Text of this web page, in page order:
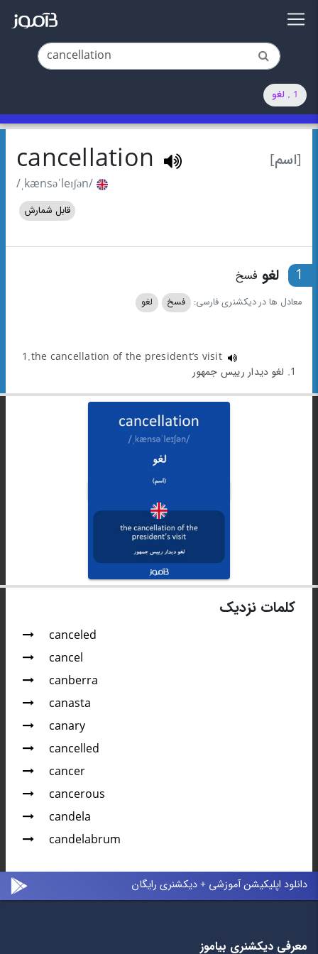
1 . لغو
[اسم] cancellation
/ˌkænsəˈleɪʃən/
قابل شمارش
1 لغو فسخ
معادل ها در دیکشنری فارسی: فسخ لغو
1.the cancellation of the president’s visit
1. لغو دیدار رییس جمهور
کلمات نزدیک
canceled
cancel
canberra
canasta
canary
cancelled
cancer
cancerous
candela
candelabrum
دانلود اپلیکیشن آموزشی + دیکشنری رایگان
معرفی دیکشنری بیاموز